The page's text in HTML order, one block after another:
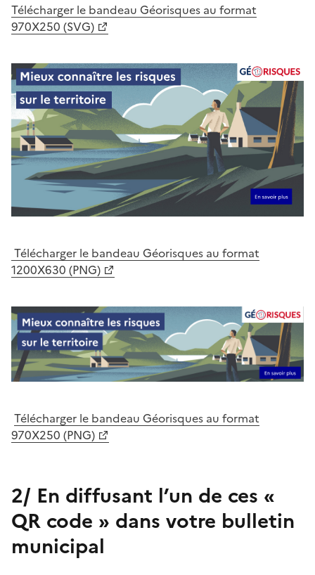
Télécharger le bandeau Géorisques au format
970X250 (SVG)
Télécharger le bandeau Géorisques au format
1200X630 (PNG)
Télécharger le bandeau Géorisques au format
970X250 (PNG)
2/ En diffusant l’un de ces «
QR code » dans votre bulletin
municipal